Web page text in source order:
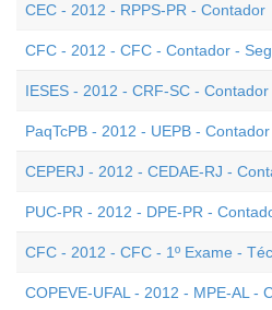
CEC - 2012 - RPPS-PR - Contador
CFC - 2012 - CFC - Contador -
IESES - 2012 - CRF-SC - Contador
PaqTcPB - 2012 - UEPB - Contador
CEPERJ - 2012 - CEDAE-RJ -
PUC-PR - 2012 - DPE-PR -
CFC - 2012 - CFC - 1º Exame -
COPEVE-UFAL - 2012 - MPE-AL -